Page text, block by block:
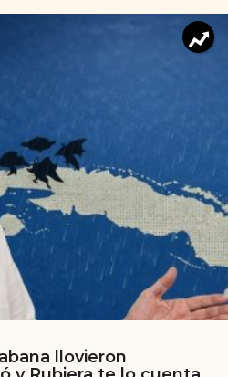
llovieron